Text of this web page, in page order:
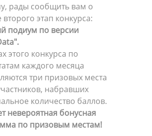
рады сообщить вам о
второго этап конкурса:
подиум по версии
этого конкурса по
каждого месяца
три призовых места
набравших
количество баллов.
невероятная бонусная
по призовым местам!